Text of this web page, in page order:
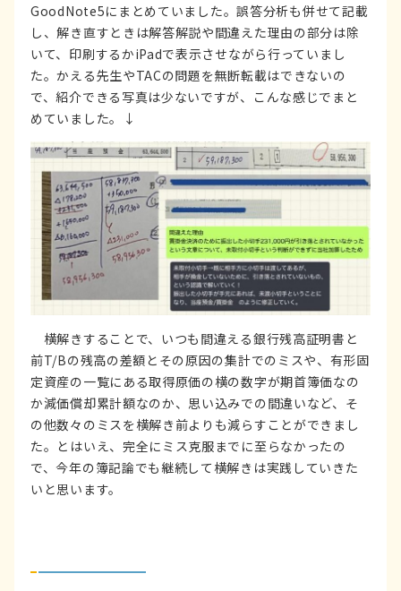
GoodNote5にまとめていました。誤答分析も併せて記載
し、解き直すときは解答解説や間違えた理由の部分は除
いて、印刷するかiPadで表示させながら行っていまし
た。かえる先生やTACの問題を無断転載はできないの
で、紹介できる写真は少ないですが、こんな感じでまと
めていました。↓
横解きすることで、いつも間違える銀行残高証明書と
前T/Bの残高の差額とその原因の集計でのミスや、有形固
定資産の一覧にある取得原価の横の数字が期首簿価なの
か減価償却累計額なのか、思い込みでの間違いなど、そ
の他数々のミスを横解き前よりも減らすことができまし
た。とはいえ、完全にミス克服までに至らなかったの
で、今年の簿記論でも継続して横解きは実践していきた
いと思います。